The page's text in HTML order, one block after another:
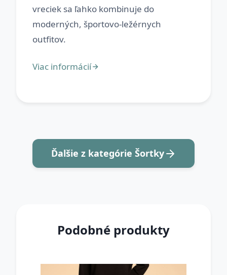
vreciek sa ľahko kombinuje do
moderných, športovo-ležérnych
Ďalšie z kategórie Šortky
Podobné produkty